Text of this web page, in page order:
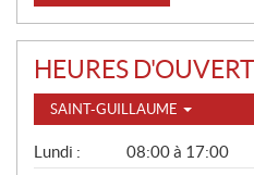
HEURES
SAINT-GUILLAUME
G
É
Lundi :
08:00 à 17:00